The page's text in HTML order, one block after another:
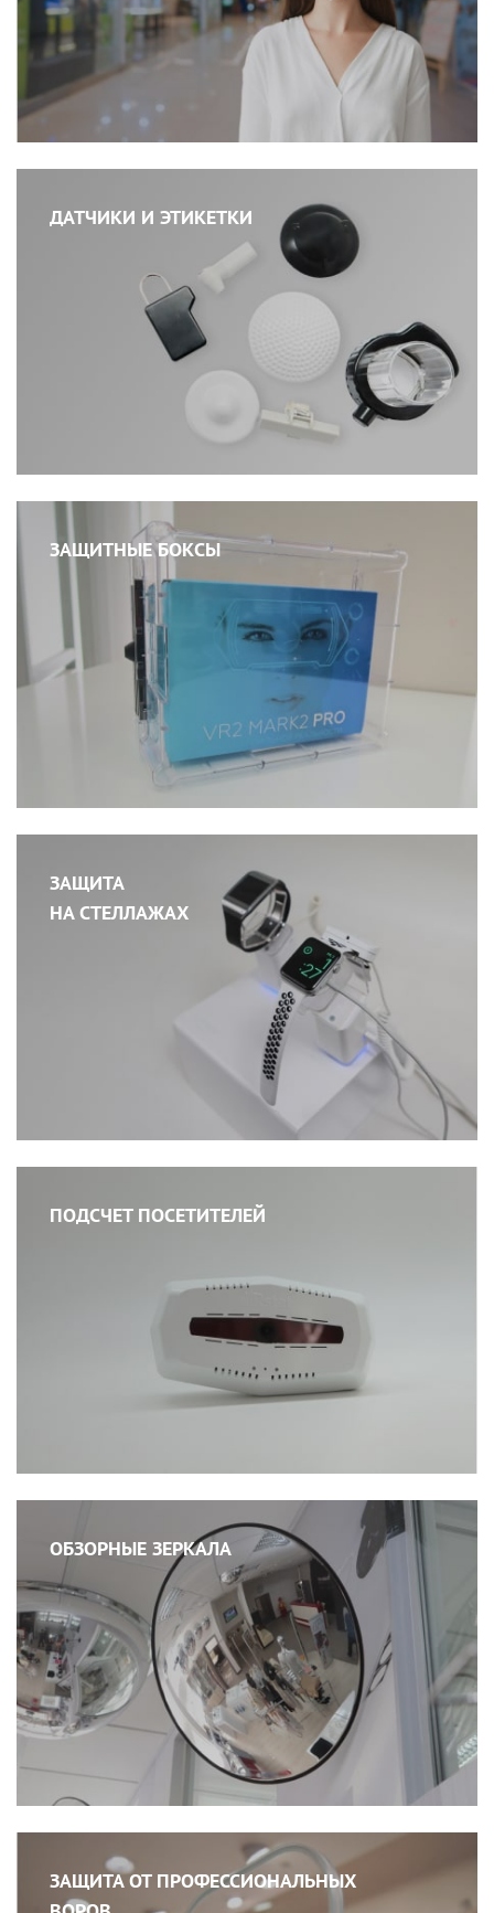
ДАТЧИКИ И ЭТИКЕТКИ
ЗАЩИТНЫЕ БОКСЫ
ЗАЩИТА
НА СТЕЛЛАЖАХ
ПОДСЧЕТ ПОСЕТИТЕЛЕЙ
ОБЗОРНЫЕ ЗЕРКАЛА
ЗАЩИТА ОТ ПРОФЕССИОНАЛЬНЫХ